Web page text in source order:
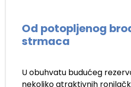
Od potopljenog
strmaca
U obuhvatu budućeg
nekoliko atraktivnih